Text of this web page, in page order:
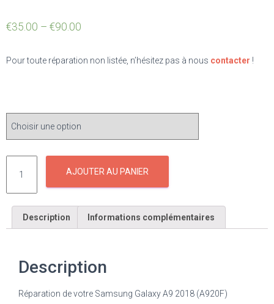
€35.00 – €90.00
Pour toute réparation non listée, n’hésitez pas à nous contacter !
AJOUTER AU PANIER
Description Informations complémentaires
Description
Réparation de votre Samsung Galaxy A9 2018 (A920F)